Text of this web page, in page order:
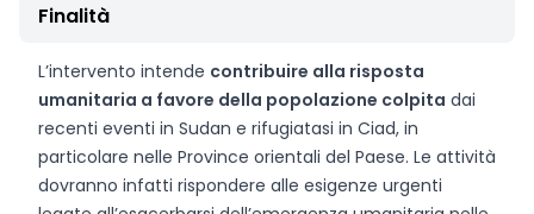
Finalità
L’intervento intende contribuire alla risposta
umanitaria a favore della popolazione colpita dai
recenti eventi in Sudan e rifugiatasi in Ciad, in
particolare nelle Province orientali del Paese. Le attività
dovranno infatti rispondere alle esigenze urgenti